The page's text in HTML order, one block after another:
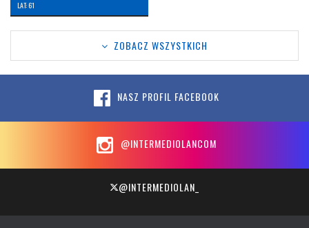
LAT: 61
ZOBACZ WSZYSTKICH
NASZ PROFIL FACEBOOK
@INTERMEDIOLANCOM
@INTERMEDIOLAN_